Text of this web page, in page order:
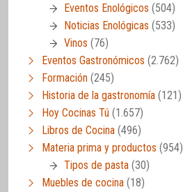
Eventos Enológicos (504)
Noticias Enológicas (533)
Vinos (76)
Eventos Gastronómicos (2.762)
Formación (245)
Historia de la gastronomía (121)
Hoy Cocinas Tú (1.657)
Libros de Cocina (496)
Materia prima y productos (954)
Tipos de pasta (30)
Muebles de cocina (18)